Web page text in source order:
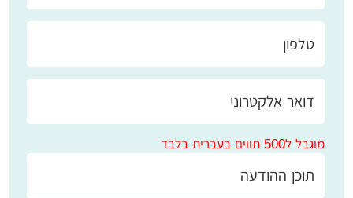
מוגבל ל500 תווים בעברית בלבד